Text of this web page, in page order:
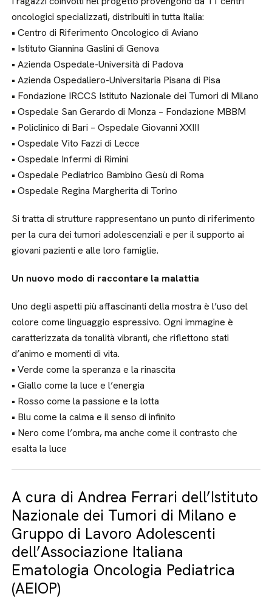
oncologici specializzati, distribuiti in tutta Italia:
• Centro di Riferimento Oncologico di Aviano
• Istituto Giannina Gaslini di Genova
• Azienda Ospedale-Università di Padova
• Azienda Ospedaliero-Universitaria Pisana di Pisa
• Fondazione IRCCS Istituto Nazionale dei Tumori di Milano
• Ospedale San Gerardo di Monza – Fondazione MBBM
• Policlinico di Bari – Ospedale Giovanni XXIII
• Ospedale Vito Fazzi di Lecce
• Ospedale Infermi di Rimini
• Ospedale Pediatrico Bambino Gesù di Roma
• Ospedale Regina Margherita di Torino
Si tratta di strutture rappresentano un punto di riferimento
per la cura dei tumori adolescenziali e per il supporto ai
giovani pazienti e alle loro famiglie.
Un nuovo modo di raccontare la malattia
Uno degli aspetti più affascinanti della mostra è l’uso del
colore come linguaggio espressivo. Ogni immagine è
caratterizzata da tonalità vibranti, che riflettono stati
d’animo e momenti di vita.
• Verde come la speranza e la rinascita
• Giallo come la luce e l’energia
• Rosso come la passione e la lotta
• Blu come la calma e il senso di infinito
• Nero come l’ombra, ma anche come il contrasto che
esalta la luce
A cura di Andrea Ferrari dell’Istituto
Nazionale dei Tumori di Milano e
Gruppo di Lavoro Adolescenti
dell’Associazione Italiana
Ematologia Oncologia Pediatrica
(AEIOP)